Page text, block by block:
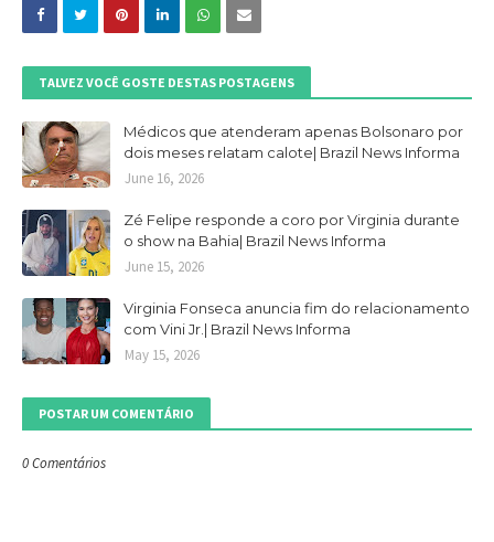
TALVEZ VOCÊ GOSTE DESTAS POSTAGENS
Médicos que atenderam apenas Bolsonaro por
dois meses relatam calote| Brazil News Informa
June 16, 2026
Zé Felipe responde a coro por Virginia durante
o show na Bahia| Brazil News Informa
June 15, 2026
Virginia Fonseca anuncia fim do relacionamento
com Vini Jr.| Brazil News Informa
May 15, 2026
POSTAR UM COMENTÁRIO
0 Comentários